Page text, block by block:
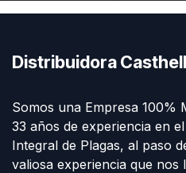
Distribuidora Casthell
Somos una Empresa 100%
33 años de experiencia en
Integral de Plagas, al paso
valiosa experiencia que